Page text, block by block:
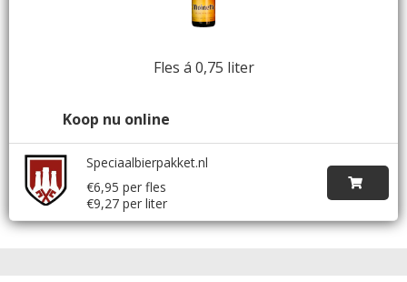
Fles á 0,75 liter
Koop nu online
Speciaalbierpakket.nl
€6,95 per fles
€9,27 per liter